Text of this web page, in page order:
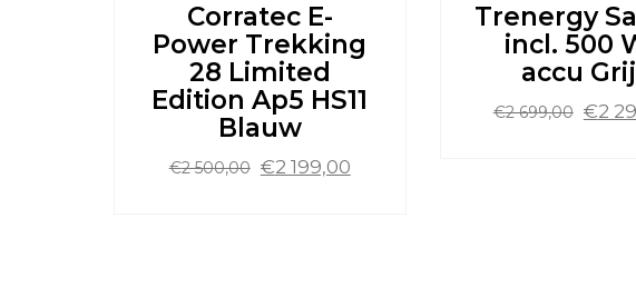
Corratec E-
Power Trekking
28 Limited
Edition Ap5 HS11
Blauw
€2 500,00 Oorspronkelijke
€2 199,00Huidige
Trenergy
incl. 500
accu
€2 699,00 €2